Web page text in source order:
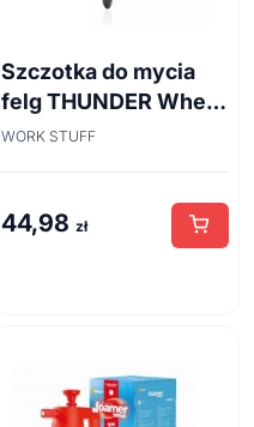
Szczotka do mycia
felg THUNDER Wheel
Brush 45cm
WORK STUFF
44,98 zł